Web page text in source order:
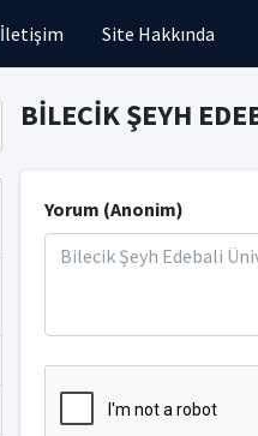
İletişim Site Hakkında
BİLECİK ŞEYH
Yorum (Anonim)